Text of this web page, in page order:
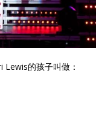
的孩子叫做：